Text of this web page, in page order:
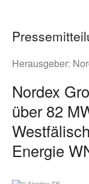
Herausgeber:
Nordex
über 82
Energie